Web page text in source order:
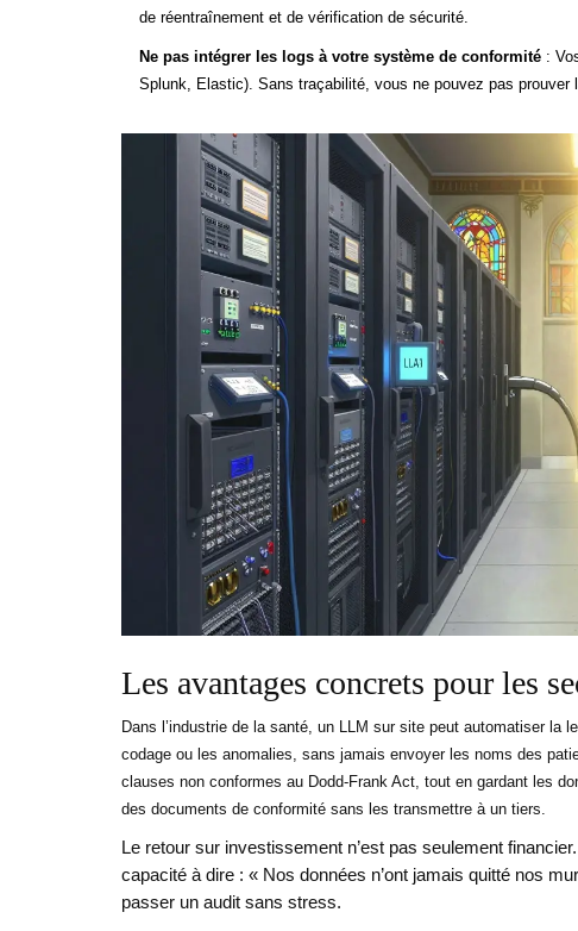
de réentraînement et de vérification de sécurité.
Ne pas intégrer les logs à votre système de conformité :
Splunk, Elastic). Sans traçabilité, vous ne pouvez pas prouver
Les avantages concrets pour les
Dans l’industrie de la santé, un LLM sur site peut automatiser la
codage ou les anomalies, sans jamais envoyer les noms des
clauses non conformes au Dodd-Frank Act, tout en gardant les
des documents de conformité sans les transmettre à un tiers.
Le retour sur investissement n’est pas seulement
capacité à dire : « Nos données n’ont jamais quitté nos
passer un audit sans stress.